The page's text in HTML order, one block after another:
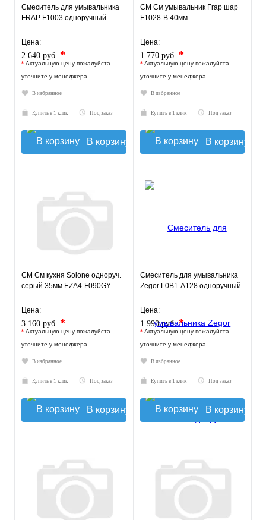
Смеситель для умывальника
FRAP F1003 одноручный
Цена:
2 640 руб. *
* Актуальную цену пожалуйста
уточните у менеджера
В избранное
Купить в 1 клик Под заказ
В корзину
СМ См умывальник Frap шар
F1028-B 40мм
Цена:
1 770 руб. *
* Актуальную цену пожалуйста
уточните у менеджера
В избранное
Купить в 1 клик Под заказ
В корзину
СМ См кухня Solone одноруч.
серый 35мм EZA4-F090GY
Цена:
3 160 руб. *
* Актуальную цену пожалуйста
уточните у менеджера
В избранное
Купить в 1 клик Под заказ
В корзину
Смеситель для умывальника
Zegor L0B1-A128 одноручный
Цена:
1 990 руб.*
* Актуальную цену пожалуйста
уточните у менеджера
В избранное
Купить в 1 клик Под заказ
В корзину